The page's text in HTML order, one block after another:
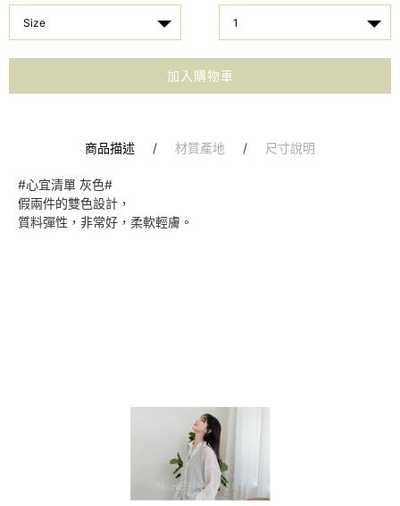
Size 1
加入購物車
商品描述 / 材質產地 / 尺寸說明
#心宜清單 灰色#
假兩件的雙色設計，
質料彈性，非常好，柔軟輕膚。